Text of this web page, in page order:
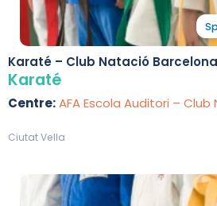
Karaté – Club Natació Barcelona
Karaté
Centre:AFA Escola Auditori –
Ciutat Vella